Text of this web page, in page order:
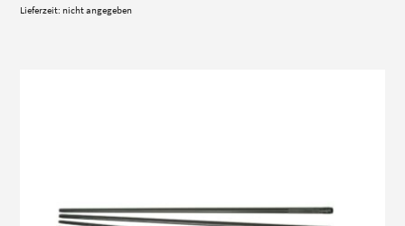
Lieferzeit: nicht angegeben